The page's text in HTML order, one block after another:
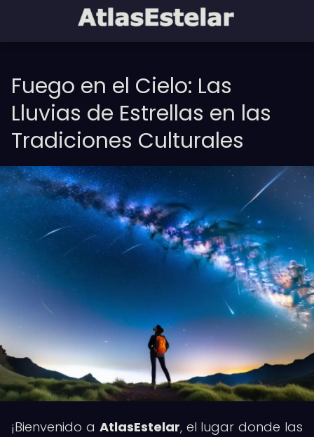
Fuego en el Cielo: Las
Lluvias de Estrellas en las
Tradiciones Culturales
¡Bienvenido a AtlasEstelar, el lugar donde las